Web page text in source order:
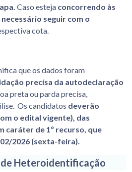
Caso esteja concorrendo às
seguir com o
cota.
que os dados foram
precisa da autodeclaração
preta ou parda precisa,
Os candidatos deverão
o edital vigente), das
caráter de 1º recurso, que
2026 (sexta-feira).
Heteroidentificação